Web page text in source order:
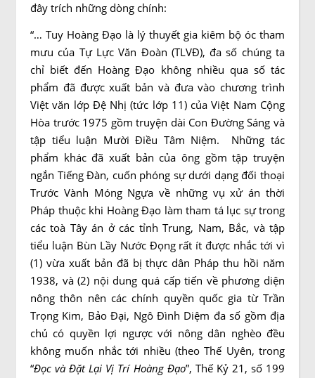
đây trích những dòng chính:
“… Tuy Hoàng Đạo là lý thuyết gia kiêm bộ óc tham
mưu của Tự Lực Văn Đoàn (TLVĐ), đa số chúng ta
chỉ biết đến Hoàng Đạo không nhiều qua số tác
phẩm đã được xuất bản và đưa vào chương trình
Việt văn lớp Đệ Nhị (tức lớp 11) của Việt Nam Cộng
Hòa trước 1975 gồm truyện dài Con Đường Sáng và
tập tiểu luận Mười Điều Tâm Niệm. Những tác
phẩm khác đã xuất bản của ông gồm tập truyện
ngắn Tiếng Đàn, cuốn phóng sự dưới dạng đối thoại
Trước Vành Móng Ngựa về những vụ xử án thời
Pháp thuộc khi Hoàng Đạo làm tham tá lục sự trong
các toà Tây án ở các tỉnh Trung, Nam, Bắc, và tập
tiểu luận Bùn Lầy Nước Đọng rất ít được nhắc tới vì
(1) vừa xuất bản đã bị thực dân Pháp thu hồi năm
1938, và (2) nội dung quá cấp tiến về phương diện
nông thôn nên các chính quyền quốc gia từ Trần
Trọng Kim, Bảo Đại, Ngô Đình Diệm đa số gồm địa
chủ có quyền lợi ngược với nông dân nghèo đều
không muốn nhắc tới nhiều (theo Thế Uyên, trong
“Đọc và Đặt Lại Vị Trí Hoàng Đạo”, Thế Kỷ 21, số 199